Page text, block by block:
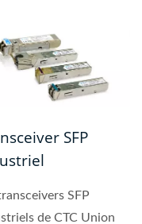
SFP
SFP
de CTC Union